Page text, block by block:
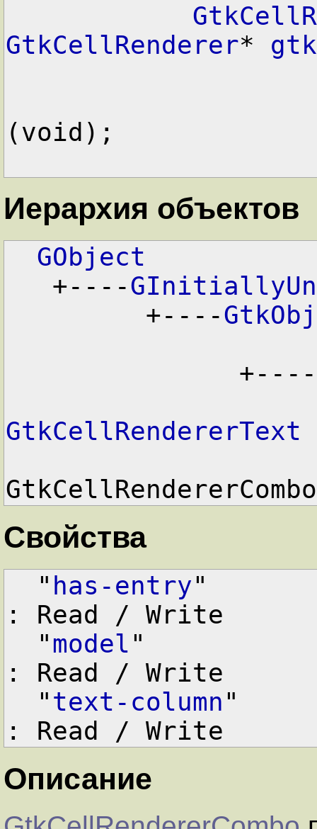
GtkCellRenderer*
(void);
Иерархия объектов
GObject
   +----
         +----
               +----
GtkCellRendererText
GtkCellRendererCombo
Свойства
  "
has-entry
: Read / Write
  "
model
: Read / Write
  "
text-column
Описание